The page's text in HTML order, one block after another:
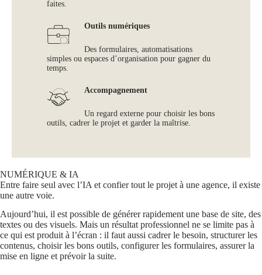
faites.
Outils numériques
Des formulaires, automatisations
simples ou espaces d’organisation pour gagner du
temps.
Accompagnement
Un regard externe pour choisir les bons
outils, cadrer le projet et garder la maîtrise.
NUMÉRIQUE & IA
Entre faire seul avec l’IA et confier tout le projet à une agence, il existe
une autre voie.
Aujourd’hui, il est possible de générer rapidement une base de site, des
textes ou des visuels. Mais un résultat professionnel ne se limite pas à
ce qui est produit à l’écran : il faut aussi cadrer le besoin, structurer les
contenus, choisir les bons outils, configurer les formulaires, assurer la
mise en ligne et prévoir la suite.